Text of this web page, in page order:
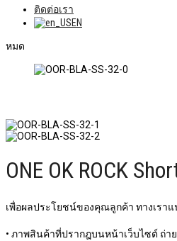
ติดต่อเรา
EN
หมด
ONE OK ROCK
เพื่อผลประโยชน์ของคุณลูกค้า ทางเรา
• ภาพสินค้าที่ปรากฎบนหน้าเว็บไซต์ ถ่า